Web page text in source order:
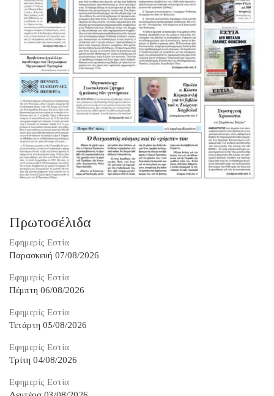
Πρωτοσέλιδα
Εφημερίς Εστία
Παρασκευή 07/08/2026
Εφημερίς Εστία
Πέμπτη 06/08/2026
Εφημερίς Εστία
Τετάρτη 05/08/2026
Εφημερίς Εστία
Τρίτη 04/08/2026
Εφημερίς Εστία